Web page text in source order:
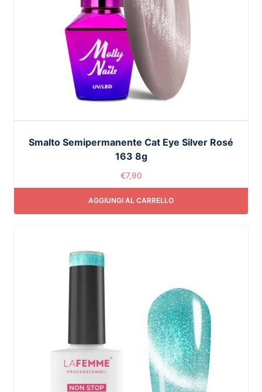
Smalto Semipermanente Cat Eye Silver Rosé
163 8g
€7,90
AGGIUNGI AL CARRELLO